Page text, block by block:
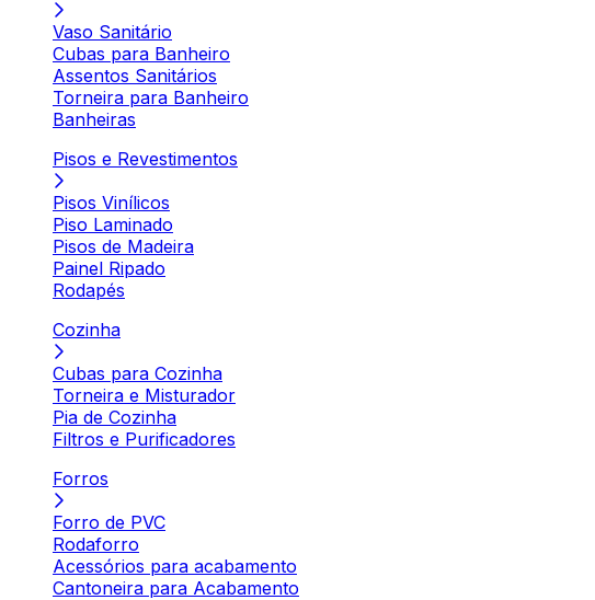
Vaso Sanitário
Cubas para Banheiro
Assentos Sanitários
Torneira para Banheiro
Banheiras
Pisos e Revestimentos
Pisos Vinílicos
Piso Laminado
Pisos de Madeira
Painel Ripado
Rodapés
Cozinha
Cubas para Cozinha
Torneira e Misturador
Pia de Cozinha
Filtros e Purificadores
Forros
Forro de PVC
Rodaforro
Acessórios para acabamento
Cantoneira para Acabamento